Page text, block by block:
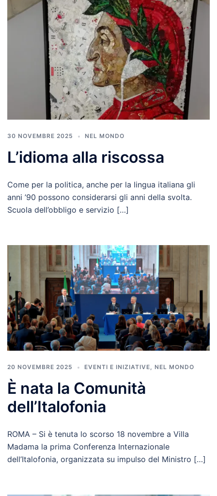
30 NOVEMBRE 2025 NEL MONDO
L’idioma alla riscossa
Come per la politica, anche per la lingua italiana gli
anni ’90 possono considerarsi gli anni della svolta.
Scuola dell’obbligo e servizio […]
20 NOVEMBRE 2025 EVENTI E INIZIATIVE, NEL MONDO
È nata la Comunità
dell’Italofonia
ROMA – Si è tenuta lo scorso 18 novembre a Villa
Madama la prima Conferenza Internazionale
dell’Italofonia, organizzata su impulso del Ministro […]